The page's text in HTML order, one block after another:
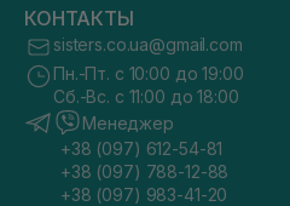
КОНТАКТЫ
sisters.co.ua@gmail.com
Пн.-Пт. с 10:00 до 19:00
Сб.-Вс. с 11:00 до 18:00
Менеджер
+38 (097) 612-54-81
+38 (097) 788-12-88
+38 (097) 983-41-20